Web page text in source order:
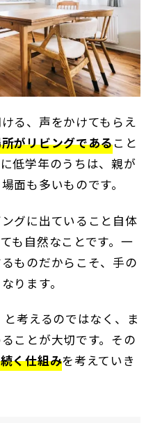
る、声をかけてもらえ
がリビングであること
低学年のうちは、親が
面も多いものです。
グに出ていること自体
も自然なことです。一
ものだからこそ、手の
ります。
考えるのではなく、ま
ことが大切です。その
く仕組みを考えていき